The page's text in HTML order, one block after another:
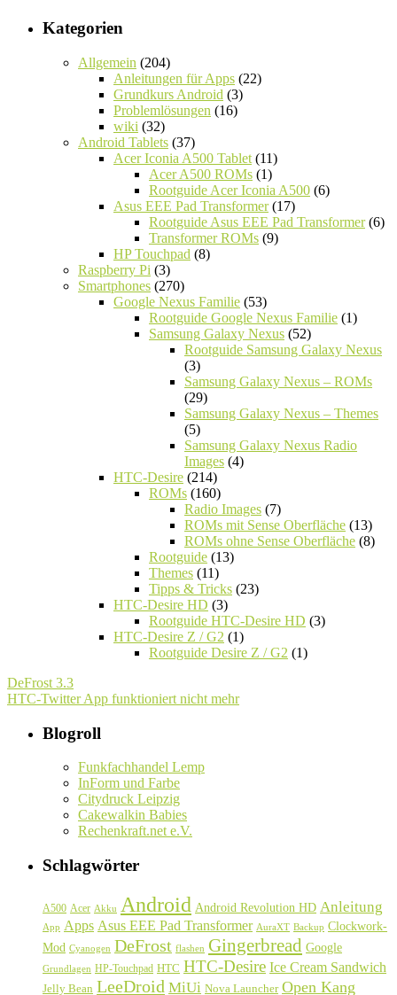
Kategorien
Allgemein (204)
Anleitungen für Apps (22)
Grundkurs Android (3)
Problemlösungen (16)
wiki (32)
Android Tablets (37)
Acer Iconia A500 Tablet (11)
Acer A500 ROMs (1)
Rootguide Acer Iconia A500 (6)
Asus EEE Pad Transformer(17)
Rootguide Asus EEE Pad Transformer(6)
Transformer ROMs (9)
HP Touchpad (8)
Raspberry Pi (3)
Smartphones (270)
Google Nexus Familie (53)
Rootguide Google Nexus Familie (1)
Samsung Galaxy Nexus (52)
Rootguide Samsung Galaxy Nexus
(3)
Samsung Galaxy Nexus – ROMs
(29)
Samsung Galaxy Nexus – Themes
(5)
Samsung Galaxy Nexus Radio
Images (4)
HTC-Desire (214)
ROMs (160)
Radio Images (7)
ROMs mit Sense Oberfläche (13)
ROMs ohne Sense Oberfläche (8)
Rootguide (13)
Themes (11)
Tipps & Tricks (23)
HTC-Desire HD (3)
Rootguide HTC-Desire HD (3)
HTC-Desire Z / G2 (1)
Rootguide Desire Z / G2 (1)
DeFrost 3.3
HTC-Twitter App funktioniert nicht mehr
Blogroll
Funkfachhandel Lemp
InForm und Farbe
Citydruck Leipzig
Cakewalkin Babies
Rechenkraft.net e.V.
Schlagwörter
A500 Acer Akku Android Android Revolution HD Anleitung
App Apps Asus EEE Pad Transformer AuraXT Backup Clockwork-
Mod Cyanogen DeFrost flashen Gingerbread Google
Grundlagen HP-Touchpad HTC HTC-Desire Ice Cream Sandwich
Jelly Bean LeeDroid MiUi Nova Launcher Open Kang